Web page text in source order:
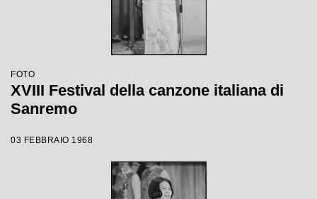
FOTO
XVIII Festival della canzone italiana di
Sanremo
03 FEBBRAIO 1968